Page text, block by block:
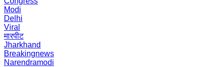
Modi
Delhi
Viral
मारपीट
Jharkhand
Breakingnews
Narendramodi